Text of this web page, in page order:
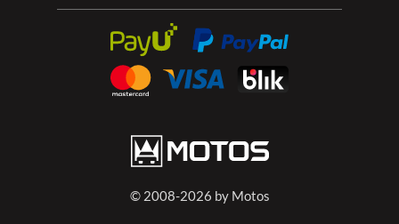
© 2008-2026 by Motos